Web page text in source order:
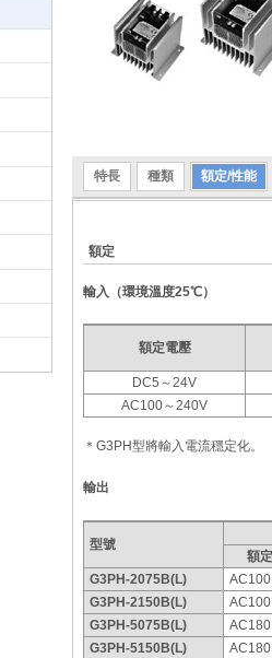
特長 種類 額定/性能
額定
輸入（環境溫度25℃）
額定電壓
DC5～24V
AC100～240V
＊G3PH型將輸入電流穩定化。
輸出
型號
額
G3PH-2075B(L)
G3PH-2150B(L)
G3PH-5075B(L)
G3PH-5150B(L)